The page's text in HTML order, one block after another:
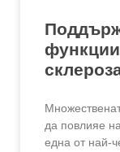
да повлияе
една от най-